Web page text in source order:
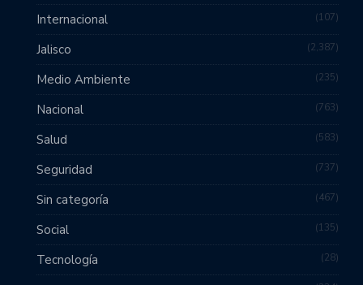
Internacional 107
Jalisco 2,387
Medio Ambiente 235
Nacional 763
Salud 583
Seguridad 737
Sin categoría 467
Social 135
Tecnología 28